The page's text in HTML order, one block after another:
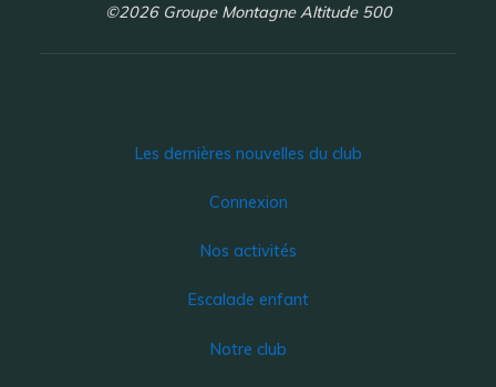
©2026 Groupe Montagne Altitude 500
Les dernières nouvelles du club
Connexion
Nos activités
Escalade enfant
Notre club